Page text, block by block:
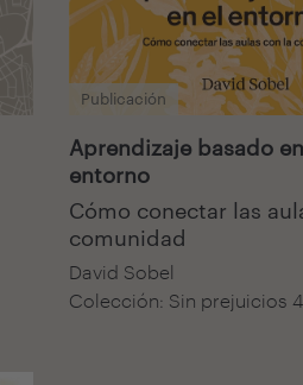
Publicación
Aprendizaje basado
entorno
Cómo conectar las
comunidad
David Sobel
Colección: Sin prejuicios 4